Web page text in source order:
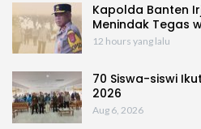
Kapolda Banten
Menindak Tegas
12 hours yang lalu
70 Siswa-siswi
2026
Aug 6, 2026